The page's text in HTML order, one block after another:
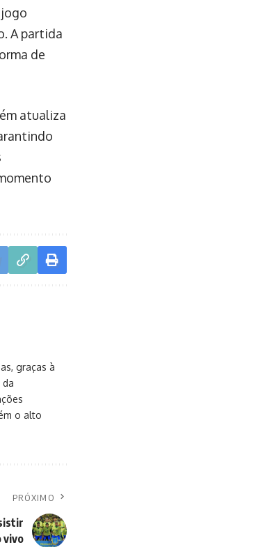
A partida
de
atualiza
graças à
o alto
PRÓXIMO
vivo